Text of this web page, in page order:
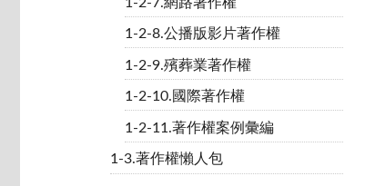
1-2-8.公播版影片著作權
1-2-9.殯葬業著作權
1-2-10.國際著作權
1-2-11.著作權案例彙編
1-3.著作權懶人包